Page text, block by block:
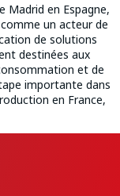
Madrid en Espagne,
comme un acteur de
de solutions
destinées aux
et de
importante dans
en France,